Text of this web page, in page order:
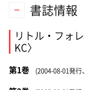
書誌情報
リトル・フォ
KC〉
第1巻 (2004-08-01発行、